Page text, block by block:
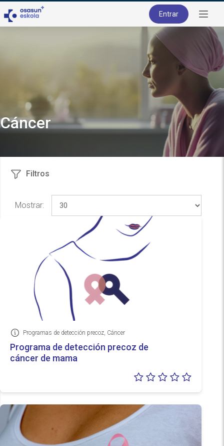
Entrar
Cáncer
Filtros
Mostrar:
Información
Programas de detección precoz, Cáncer
Programa de detección precoz de
cáncer de mama